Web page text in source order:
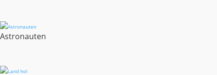
Astronauten